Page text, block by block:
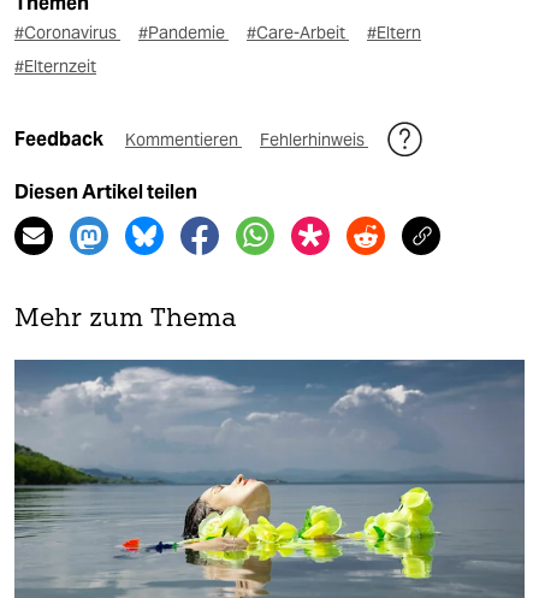
#Coronavirus #Pandemie #Care-Arbeit
#Eltern
#Elternzeit
Feedback Kommentieren Fehlerhinweis
Diesen Artikel teilen
Mehr zum Thema